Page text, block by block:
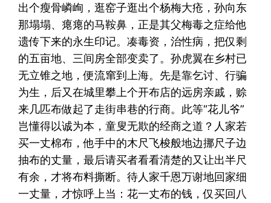
出个瘦骨嶙峋，逛窑子逛出个杨梅大疮，孙向东
那塌塌、瘪瘪的马鞍鼻，正是其父梅毒之症给他
遗传下来的永生印记。凑毒资，治性病，把仅剩
的五亩地、三间房全部变卖了。孙虎翼在乡村已
无立锥之地，便流窜到上海。先是靠乞讨、行骗
为生，后又在城里攀上个开布店的远房亲戚，赊
来几匹布做起了走街串巷的行商。此等“花儿爷”
岂懂得以诚为本，童叟无欺的经商之道？人家若
买一丈棉布，他手中的木尺飞梭般地边挪尺子边
抽布的丈量，最后请买者看看清楚的又让出半尺
有余，才将布料撕断。待人家千恩万谢地回家细
一丈量，才惊呼上当：花一丈布的钱，仅买回八